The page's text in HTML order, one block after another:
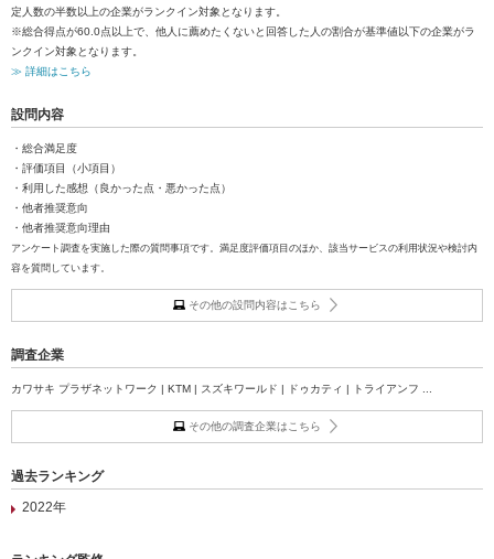
定人数の半数以上の企業がランクイン対象となります。
※総合得点が60.0点以上で、他人に薦めたくないと回答した人の割合が基準値以下の企業がラ
ンクイン対象となります。
≫ 詳細はこちら
設問内容
・総合満足度
・評価項目（小項目）
・利用した感想（良かった点・悪かった点）
・他者推奨意向
・他者推奨意向理由
アンケート調査を実施した際の質問事項です。満足度評価項目のほか、該当サービスの利用状況や検討内
容を質問しています。
その他の設問内容はこちら
調査企業
カワサキ プラザネットワーク | KTM | スズキワールド | ドゥカティ | トライアンフ ...
その他の調査企業はこちら
過去ランキング
2022年